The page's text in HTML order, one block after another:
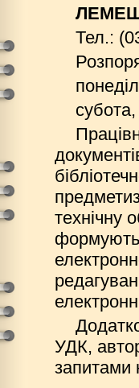
Тел.:
субота,
технічну
формують
УДК,
запитами